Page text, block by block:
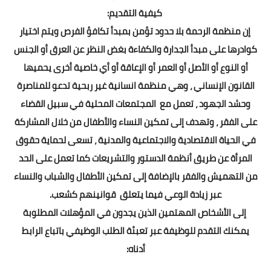
كيفية التقديم:
إن منظمة الرحمة بلا حدود تؤمن بمبدأ تكافؤ الفرص ويتم اختيار
كوادرها على مبدأ الجدارة والكفاءة بغض النظر عن العرق أو الجنس
أو النوع أو الأصل أو العمر أو الإعاقة أو أي خاصية أخرى يحميها
القانون الإنساني ، وهي منظمة انسانية غير ربحية تدعو للمناصرة
وحشد الجهود ، تعمل مع المجتمعات المحلية في سبيل القضاء
على الفقر ، وتهدف إلى تمكين النساء والأطفال من خلال المشاركة
في الحياة الاقتصادية والاجتماعية والمدنية ، تسعى لحماية حقوق
المرأة عن طريق أنظمة الدستور والتشريعات كما تعمل على الحد
من التهميش والفقر بالإضافة إلى تمكين الأطفال والشباب والنساء
عبر زيادة الوعي فيما يتعلق قوانينهم كشعب.
إلى الأشخاص المهتمين الذين يجدون في المؤهلات المطلوبة
يمكنك التقدم للوظيفة عبر تعبئة الطلب الوظيفي باتباع الرابط
أدناه: